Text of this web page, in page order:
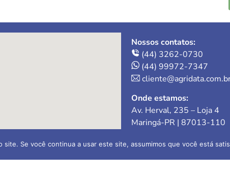
Nossos contatos:
(44) 3262-0730
(44) 99972-7347
Onde estamos:
Av. Herval, 235 – Loja 4
Maringá-PR | 87013-110
Contador responsável:
Se você continua a usar este site, assumimos que você está